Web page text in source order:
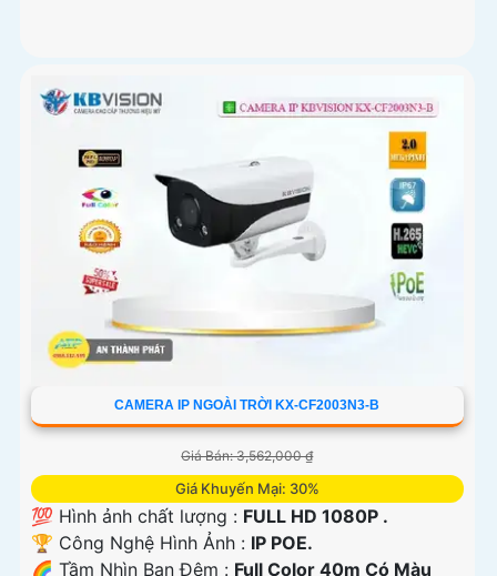
CAMERA IP NGOÀI TRỜI KX-CF2003N3-B
Giá Bán: 3,562,000 ₫
Giá Khuyến Mại: 30%
💯 Hình ảnh chất lượng : FULL HD 1080P .
🏆 Công Nghệ Hình Ảnh : IP POE.
🌈 Tầm Nhìn Ban Đêm : Full Color 40m Có Màu